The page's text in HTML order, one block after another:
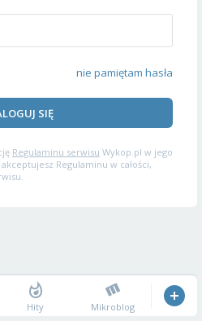
nie pamiętam hasła
SIĘ
Regulaminu serwisu Wykop.pl w jego
Regulaminu w całości,
Hity Mikroblog